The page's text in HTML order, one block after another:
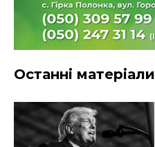
Останні матеріали